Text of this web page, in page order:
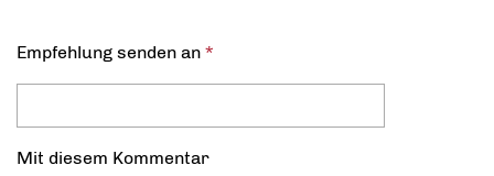
Empfehlung senden an *
Mit diesem Kommentar